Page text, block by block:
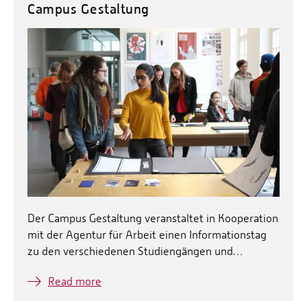
Campus Gestaltung
Der Campus Gestaltung veranstaltet in Kooperation
mit der Agentur für Arbeit einen Informationstag
zu den verschiedenen Studiengängen und…
Read more